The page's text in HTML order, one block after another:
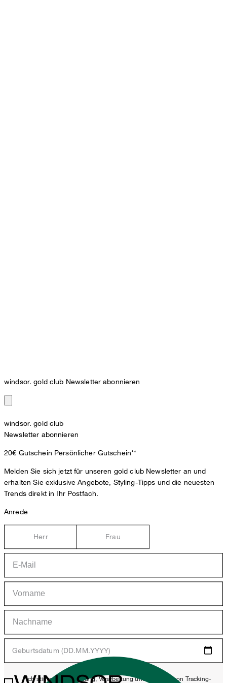
windsor. gold club Newsletter abonnieren
windsor. gold club
Newsletter abonnieren
20€ Gutschein Persönlicher Gutschein**
Melden Sie sich jetzt für unseren gold club Newsletter an und
erhalten Sie exklusive Angebote, Styling-Tipps und die neuesten
Trends direkt in Ihr Postfach.
Anrede
Herr Frau
Geburtsdatum (DD.MM.YYYY)
*Ich stimme der Erhebung, Verarbeitung und Nutzung von Tracking-